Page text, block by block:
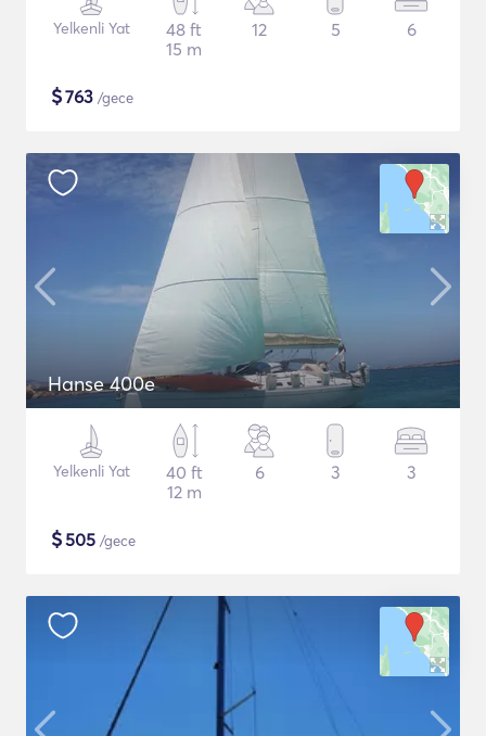
Yelkenli Yat
48 ft
15 m
12 5 6
$763 /gece
Hanse 400e
Yelkenli Yat
40 ft
12 m
6 3 3
$505 /gece